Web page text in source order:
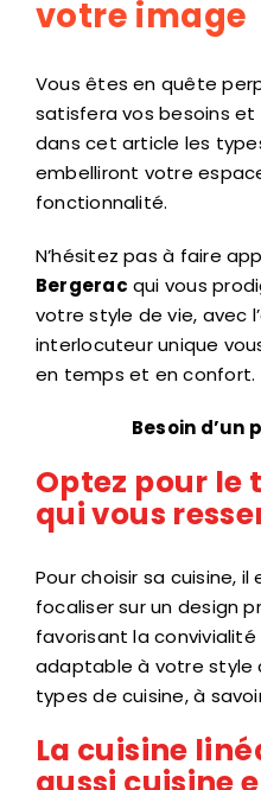
satisfera vos besoins
dans cet article les
embelliront votre
fonctionnalité.
Bergeracqui vous
votre style de vie, avec
interlocuteur unique
en temps et en confort.
Optez pour le
qui vous
focaliser sur un design
favorisant la
adaptable à votre style
types de cuisine, à
La cuisine
aussi cuisine